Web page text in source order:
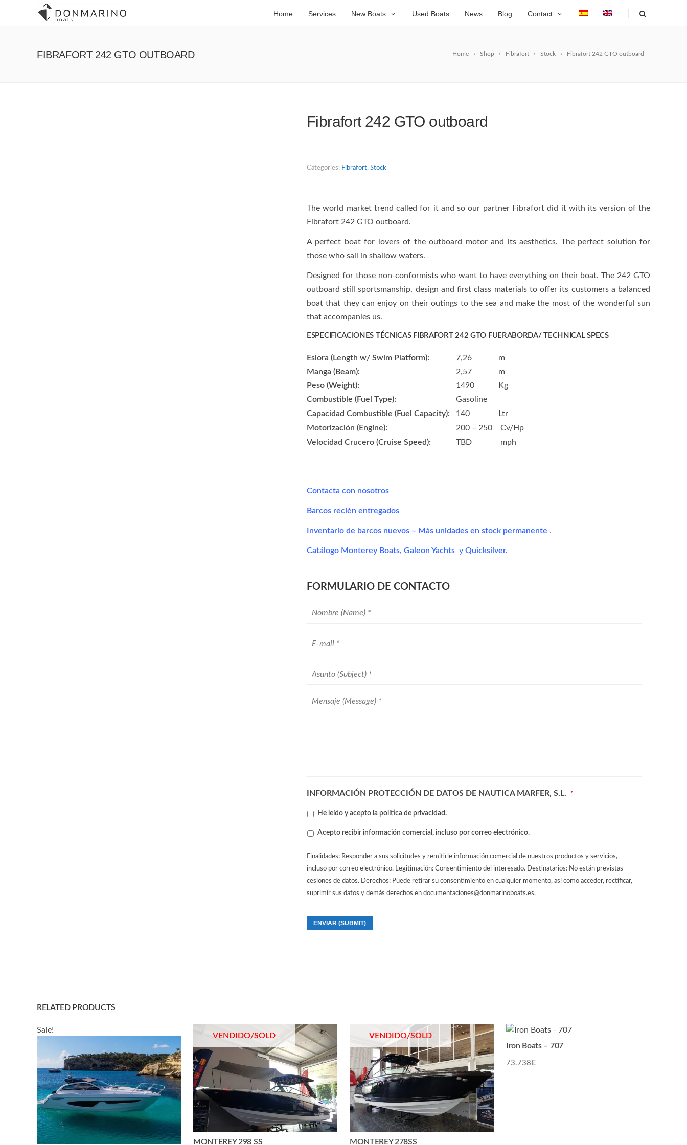
Home Services New Boats Used Boats News Blog Contact
Home Shop Fibrafort Stock Fibrafort 242 GTO outboard
FIBRAFORT 242 GTO OUTBOARD
Fibrafort 242 GTO outboard
Categories: Fibrafort, Stock
The world market trend called for it and so our partner Fibrafort did it with its version of the
Fibrafort 242 GTO outboard.
A perfect boat for lovers of the outboard motor and its aesthetics. The perfect solution for
those who sail in shallow waters.
Designed for those non-conformists who want to have everything on their boat. The 242 GTO
outboard still sportsmanship, design and first class materials to offer its customers a balanced
boat that they can enjoy on their outings to the sea and make the most of the wonderful sun
that accompanies us.
ESPECIFICACIONES TÉCNICAS FIBRAFORT 242 GTO FUERABORDA/ TECHNICAL SPECS
Eslora (Length w/ Swim Platform): 7,26
m
Manga (Beam):
2,57
m
Peso (Weight):
1490
Kg
Combustible (Fuel Type):
Gasoline
Capacidad Combustible (Fuel Capacity):
140
Ltr
Motorización (Engine):
200 – 250
Cv/Hp
Velocidad Crucero (Cruise Speed):
TBD mph
Contacta con nosotros
Barcos recién entregados
Inventario de barcos nuevos – Más unidades en stock permanente .
Catálogo Monterey Boats, Galeon Yachts y Quicksilver.
FORMULARIO DE CONTACTO
Your
Your
Subject *
Message *
INFORMACIÓN PROTECCIÓN DE DATOS DE NAUTICA MARFER, S.L. *
He leído y acepto la política de privacidad.
Contacto
correo
Acepto recibir información comercial, incluso por correo electrónico.
Finalidades: Responder a sus solicitudes y remitirle información comercial de nuestros productos y servicios,
incluso por correo electrónico. Legitimación: Consentimiento del interesado. Destinatarios: No están previstas
cesiones de datos. Derechos: Puede retirar su consentimiento en cualquier momento, así como acceder, rectificar,
suprimir sus datos y demás derechos en documentaciones@donmarinoboats.es.
RELATED PRODUCTS
Sale!
MONTEREY 298 SS MONTEREY 278SS
Iron Boats – 707
73.738€